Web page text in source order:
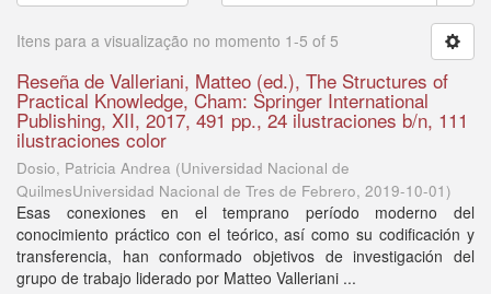
Itens para a visualização no momento 1-5 of 5
Reseña de Valleriani, Matteo (ed.), The Structures of
Practical Knowledge, Cham: Springer International
Publishing, XII, 2017, 491 pp., 24 ilustraciones b/n, 111
ilustraciones color
Dosio, Patricia Andrea (Universidad Nacional de
QuilmesUniversidad Nacional de Tres de Febrero, 2019-10-01)
Esas conexiones en el temprano período moderno del
conocimiento práctico con el teórico, así como su codificación y
transferencia, han conformado objetivos de investigación del
grupo de trabajo liderado por Matteo Valleriani ...